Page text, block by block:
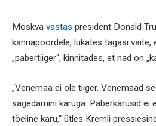
Moskva vastas president Donald
kannapöördele, lükates tagasi väite,
„pabertiiger“, kinnitades, et nad on
„Venemaa ei ole tiiger. Venemaad
sagedamini karuga. Paberkarusid ei
tõeline karu,“ ütles Kremli